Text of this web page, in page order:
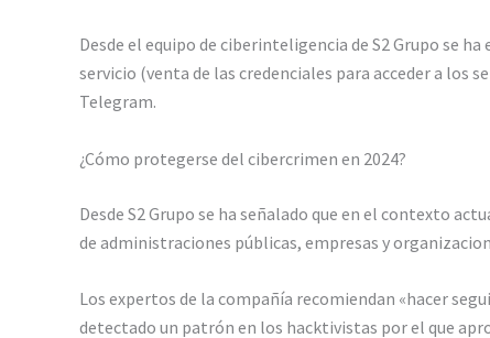
Desde el equipo de ciberinteligencia de S2 Grupo se
servicio (venta de las credenciales para acceder a
Telegram.
¿Cómo protegerse del cibercrimen en 2024?
Desde S2 Grupo se ha señalado que en el contexto
de administraciones públicas, empresas y
Los expertos de la compañía recomiendan «hacer
detectado un patrón en los hacktivistas por el que